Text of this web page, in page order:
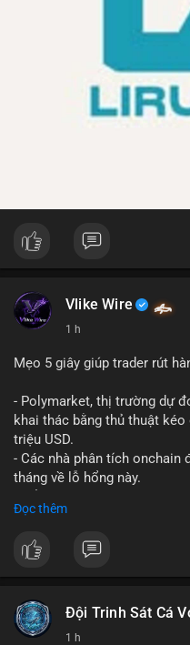
Vlike Wire
1 h
Mẹo 5 giây giúp trader rút
- Polymarket, thị trường dự
khai thác bằng thủ thuật
triệu USD.
- Các nhà phân tích onchain
tháng về lỗ hổng này.
bình theo thời gian (time-
- Động thái này nhằm bảo
ngăn chặn các hành vi thao
#polymarket #cryptonews
Đọc thêm
Đội Trinh Sát Cá
1 h